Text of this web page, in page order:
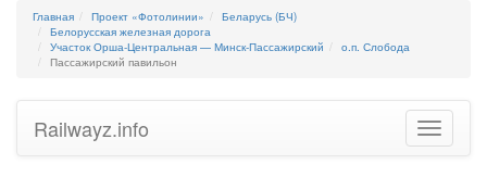
Главная Проект «Фотолинии»
Беларусь (БЧ)
Белорусская железная дорога
Участок Орша-Центральная — Минск-Пассажирский
о.п. Слобода
Пассажирский павильон
Toggle
Railwayz.info